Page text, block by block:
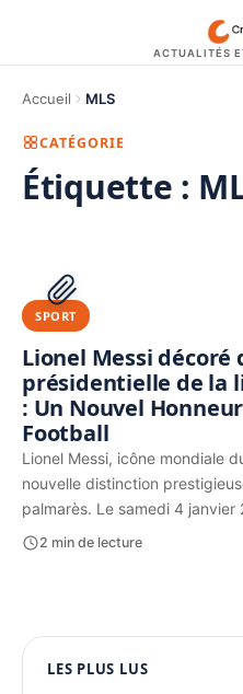
ACTUALITÉS
Accueil MLS
CATÉGORIE
Étiquette :
PUBLICITÉ
SPORT
Lionel Messi décoré
présidentielle de la
: Un Nouvel
Football
Lionel Messi, icône mondiale
nouvelle distinction
palmarès. Le samedi 4
2 min de lecture
PUBLICITÉ
LES PLUS LUS